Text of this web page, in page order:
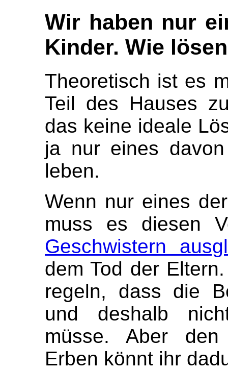
Wir haben nur
Kinder. Wie
Theoretisch ist es
Teil des Hauses
das keine ideale
ja nur eines
leben.
Wenn nur eines
muss es diesen
Geschwistern
dem Tod der
regeln, dass die
und deshalb
müsse. Aber
Erben könnt ihr